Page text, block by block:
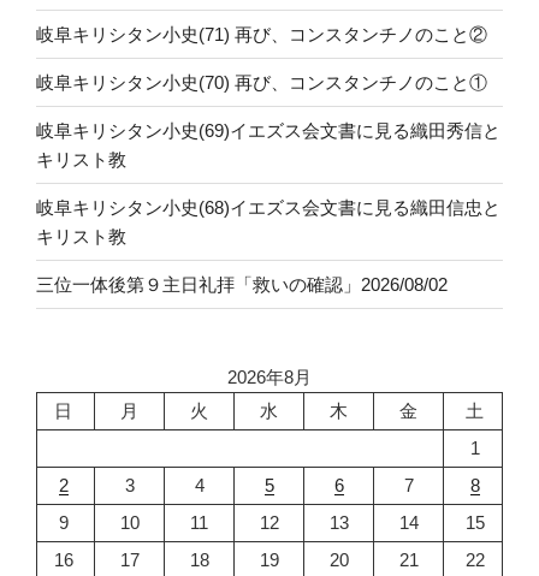
岐阜キリシタン小史(71) 再び、コンスタンチノのこと②
岐阜キリシタン小史(70) 再び、コンスタンチノのこと①
岐阜キリシタン小史(69)イエズス会文書に見る織田秀信と
キリスト教
岐阜キリシタン小史(68)イエズス会文書に見る織田信忠と
キリスト教
三位一体後第９主日礼拝「救いの確認」2026/08/02
2026年8月
日
月 火 水 木 金
土
1
2
3 4 5 6 7
8
9
10 11 12 13 14
15
16
17 18 19 20 21
22